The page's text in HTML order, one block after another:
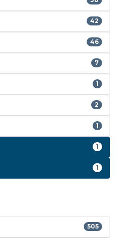
42
46
7
1
2
1
1
1
505